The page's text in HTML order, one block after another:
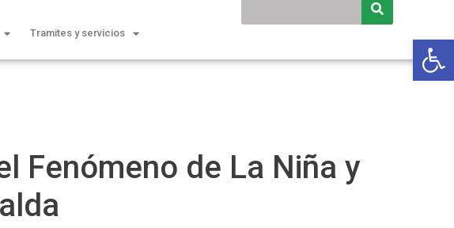
Tramites y servicios
Fenómeno de La Niña y